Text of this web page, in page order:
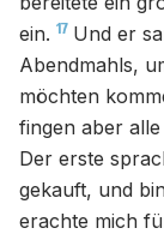
ein. 17 Und er
Abendmahls,
möchten
fingen aber
Der erste
gekauft, und
erachte mich